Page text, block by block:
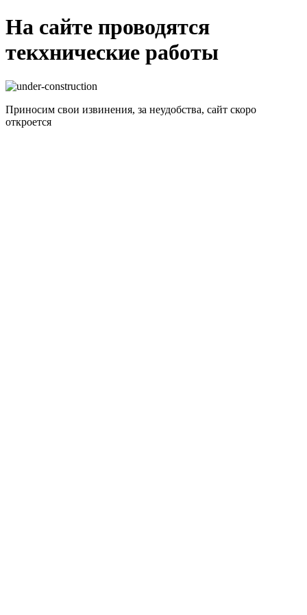
На сайте проводятся
текхнические работы
Приносим свои извинения, за неудобства, сайт скоро
откроется